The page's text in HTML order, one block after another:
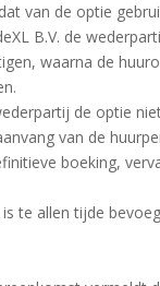
van de optie
B.V. de
waarna de
de optie
van de
boeking,
is te allen tijde